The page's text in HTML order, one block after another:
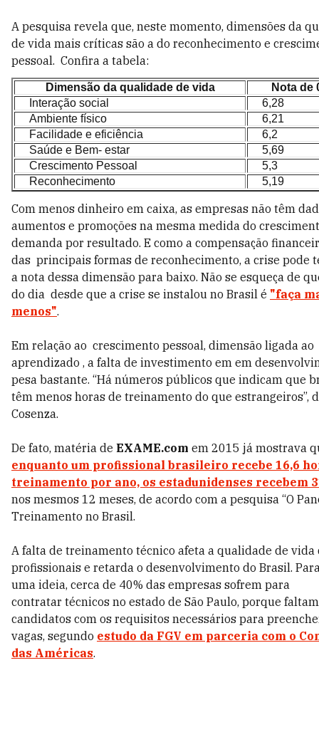
A pesquisa revela que, neste momento, dimensões da
de vida mais críticas são a do reconhecimento e
pessoal. Confira a tabela:
Dimensão da qualidade de vida
Nota de
Interação social
6,28
Ambiente físico
6,21
Facilidade e eficiência
6,2
Saúde e Bem- estar
5,69
Crescimento Pessoal
5,3
Reconhecimento
5,19
Com menos dinheiro em caixa, as empresas não têm
aumentos e promoções na mesma medida do
demanda por resultado. E como a compensação
das principais formas de reconhecimento, a crise pode
a nota dessa dimensão para baixo. Não se esqueça de
do dia desde que a crise se instalou no Brasil é "faça
menos".
Em relação ao crescimento pessoal, dimensão ligada ao
aprendizado , a falta de investimento em em
pesa bastante. “Há números públicos que indicam que
têm menos horas de treinamento do que estrangeiros”,
Cosenza.
De fato, matéria de EXAME.com em 2015 já mostrava
enquanto um profissional brasileiro recebe 16,6
treinamento por ano, os estadunidenses recebem
nos mesmos 12 meses, de acordo com a pesquisa “O
Treinamento no Brasil.
A falta de treinamento técnico afeta a qualidade de vida
profissionais e retarda o desenvolvimento do Brasil.
uma ideia, cerca de 40% das empresas sofrem para
contratar técnicos no estado de São Paulo, porque faltam
candidatos com os requisitos necessários para
vagas, segundo estudo da FGV em parceria com o
das Américas.